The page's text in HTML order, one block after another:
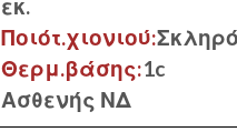
εκ.
Ποιότ.χιονιού:Σκληρό
Θερμ.βάσης:1c
Ασθενής ΝΔ